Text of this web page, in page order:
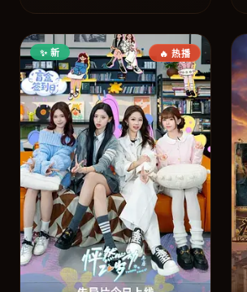
🔥 热播
✨ 新